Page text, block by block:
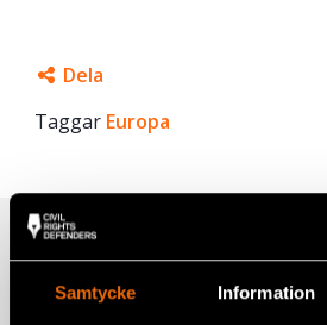
Samtycke Information
Dela
Facebook
Mail
Taggar Europa
Relaterade artiklar